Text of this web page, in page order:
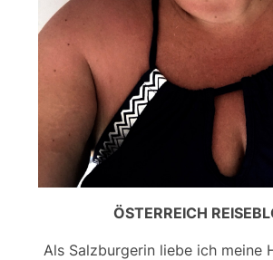
ÖSTERREICH
Als Salzburgerin liebe ich meine